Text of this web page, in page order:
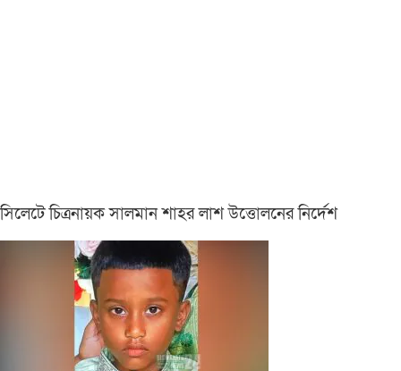
সিলেটে চিত্রনায়ক সালমান শাহর লাশ উত্তোলনের নির্দেশ